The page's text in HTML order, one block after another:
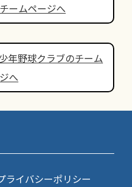
ームページへ
年野球クラブのチーム
へ
ライバシーポリシー